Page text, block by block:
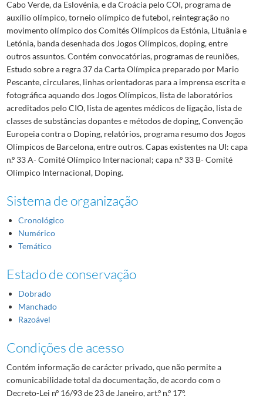
Cabo Verde, da Eslovénia, e da Croácia pelo COI, programa de
auxílio olímpico, torneio olímpico de futebol, reintegração no
movimento olímpico dos Comités Olímpicos da Estónia, Lituânia e
Letónia, banda desenhada dos Jogos Olímpicos, doping, entre
outros assuntos. Contém convocatórias, programas de reuniões,
Estudo sobre a regra 37 da Carta Olímpica preparado por Mario
Pescante, circulares, linhas orientadoras para a imprensa escrita e
fotográfica aquando dos Jogos Olímpicos, lista de laboratórios
acreditados pelo CIO, lista de agentes médicos de ligação, lista de
classes de substâncias dopantes e métodos de doping, Convenção
Europeia contra o Doping, relatórios, programa resumo dos Jogos
Olímpicos de Barcelona, entre outros. Capas existentes na UI: capa
n.º 33 A- Comité Olímpico Internacional; capa n.º 33 B- Comité
Olímpico Internacional, Doping.
Sistema de organização
Cronológico
Numérico
Temático
Estado de conservação
Dobrado
Manchado
Razoável
Condições de acesso
Contém informação de carácter privado, que não permite a
comunicabilidade total da documentação, de acordo com o
Decreto-Lei nº 16/93 de 23 de Janeiro, art.º n.º 17º.